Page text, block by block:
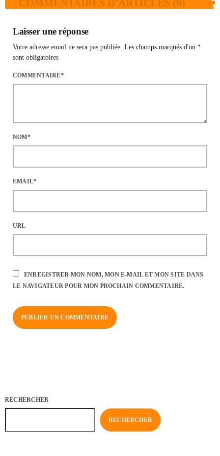
COMMENTAIRES D’ARTICLES (0)
Laisser une réponse
Votre adresse email ne sera pas publiée. Les champs marqués d'un *
sont obligatoires
COMMENTAIRE*
NOM*
EMAIL*
URL
ENREGISTRER MON NOM, MON E-MAIL ET MON SITE DANS
LE NAVIGATEUR POUR MON PROCHAIN COMMENTAIRE.
RECHERCHER
RECHERCHER